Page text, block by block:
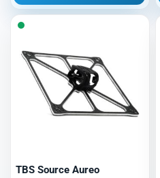
TBS Source Aureo